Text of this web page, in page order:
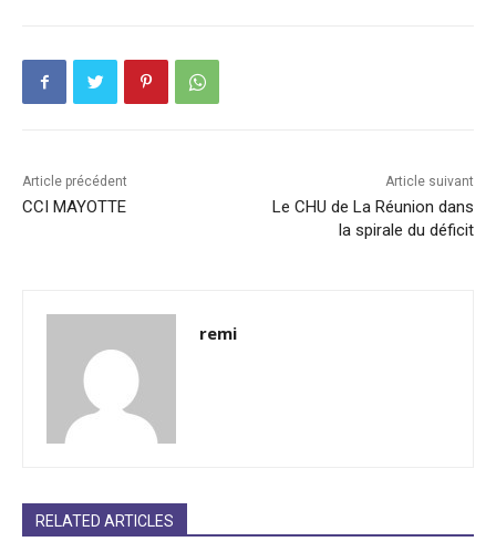
Article précédent
CCI MAYOTTE
Article suivant
Le CHU de La Réunion dans
la spirale du déficit
remi
RELATED ARTICLES